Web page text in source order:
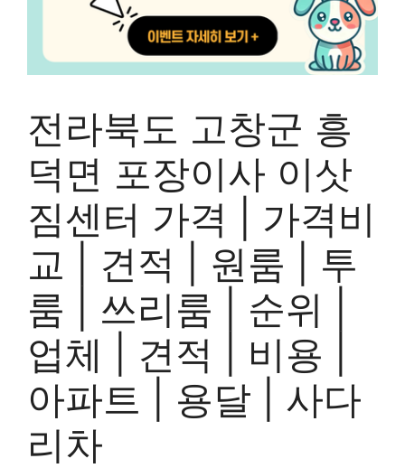
전라북도 고창군 흥
덕면 포장이사 이삿
짐센터 가격 | 가격비
교 | 견적 | 원룸 | 투
룸 | 쓰리룸 | 순위 |
업체 | 견적 | 비용 |
아파트 | 용달 | 사다
리차